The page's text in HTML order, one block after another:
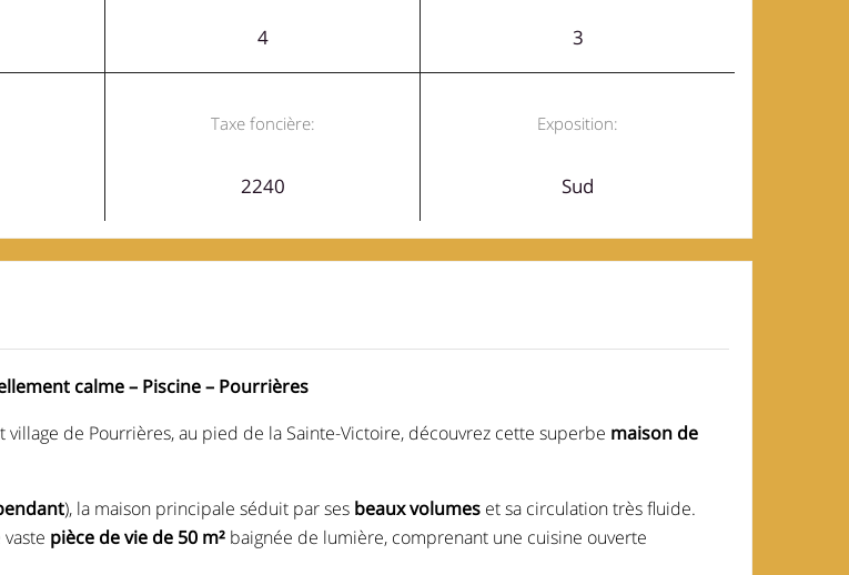
4 3
Taxe foncière:
2240
Exposition:
Sud
calme – Piscine – Pourrières
de Pourrières, au pied de la Sainte-Victoire, découvrez cette superbe maison de
), la maison principale séduit par ses beaux volumes et sa circulation très fluide.
pièce de vie de 50 m² baignée de lumière, comprenant une cuisine ouverte